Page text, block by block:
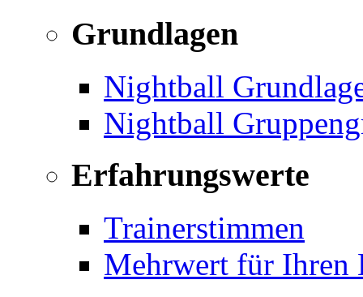
Grundlagen
Nightball
Nightball
Erfahrungswerte
Trainerstimmen
Mehrwert für Ihren